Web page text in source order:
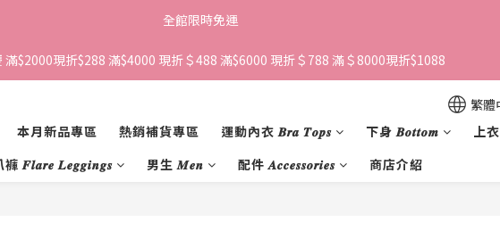
全館限時免運
滿$2000現折$288 滿$4000 現折＄488 滿$6000 現折＄788 滿＄8000現折$1088
繁體
本月新品專區
熱銷補貨專區 運動內衣 𝑩𝒓𝒂 𝑻𝒐𝒑𝒔 下身 𝑩𝒐𝒕𝒕𝒐𝒎 上
𝑭𝒍𝒂𝒓𝒆 𝑳𝒆𝒈𝒈𝒊𝒏𝒈𝒔
男生 𝑴𝒆𝒏 配件 𝑨𝒄𝒄𝒆𝒔𝒔𝒐𝒓𝒊𝒆𝒔 商店介紹